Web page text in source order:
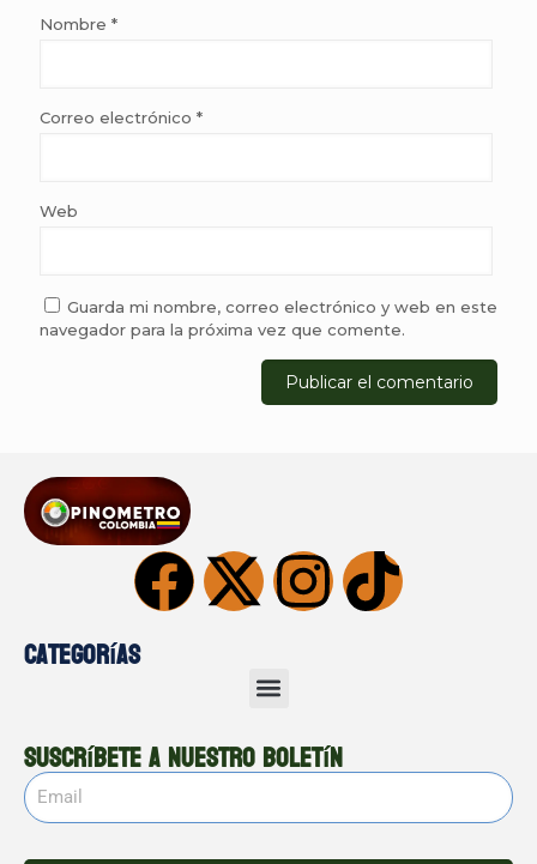
Nombre *
Correo electrónico *
Web
Guarda mi nombre, correo electrónico y web en este
navegador para la próxima vez que comente.
Categorías
Suscríbete a nuestro boletín